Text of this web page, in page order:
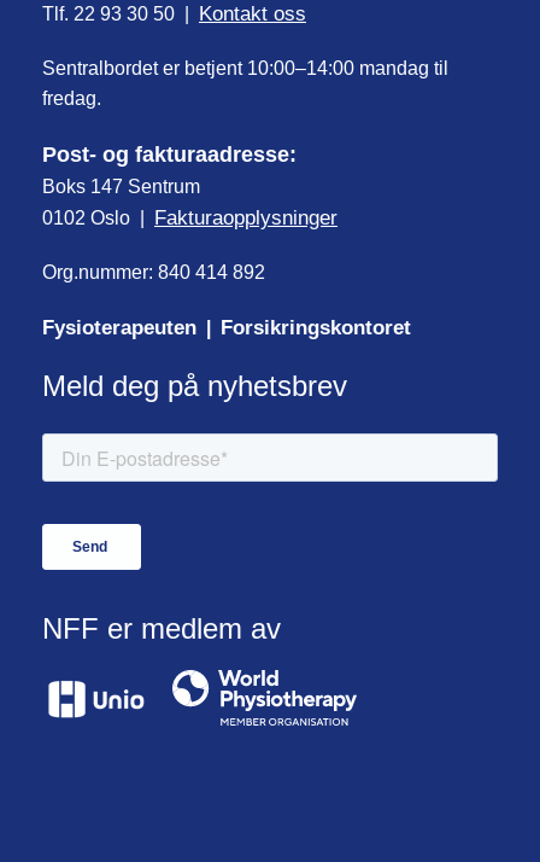
Tlf. 22 93 30 50 | Kontakt oss
Sentralbordet er betjent 10:00–14:00 mandag til
fredag.
Post- og fakturaadresse:
Boks 147 Sentrum
0102 Oslo | Fakturaopplysninger
Org.nummer: 840 414 892
Fysioterapeuten Forsikringskontoret
Meld deg på nyhetsbrev
NFF er medlem av